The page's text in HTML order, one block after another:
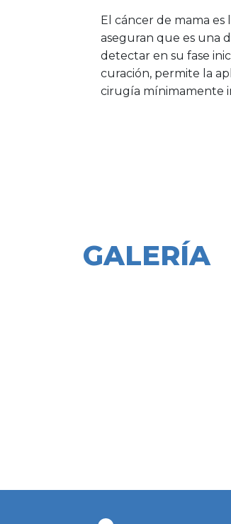
El cáncer de mama es
aseguran que es una
detectar en su fase
curación, permite la
cirugía mínimamente
GALERÍA